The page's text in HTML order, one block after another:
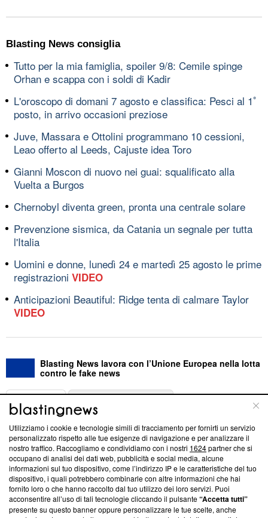
Blasting News consiglia
Tutto per la mia famiglia, spoiler 9/8: Cemile spinge
Orhan e scappa con i soldi di Kadir
L'oroscopo di domani 7 agosto e classifica: Pesci al 1ﾟ
posto, in arrivo occasioni preziose
Juve, Massara e Ottolini programmano 10 cessioni,
Leao offerto al Leeds, Cajuste idea Toro
Gianni Moscon di nuovo nei guai: squalificato alla
Vuelta a Burgos
Chernobyl diventa green, pronta una centrale solare
Prevenzione sismica, da Catania un segnale per tutta
l'Italia
Uomini e donne, lunedì 24 e martedì 25 agosto le prime
registrazioni VIDEO
Anticipazioni Beautiful: Ridge tenta di calmare Taylor
VIDEO
Blasting News lavora con l’Unione Europea nella lotta
contro le fake news
ABOUT
Questa sezione offre informazioni trasparenti su Blasting
News, sui nostri processi editoriali e su come ci impegniamo a
creare news di qualità. Inoltre, afferma la nostra aderenza a
‘Trust Project - News with Integrity’Blasting News non è
ancora membro del programma, ma ha richiesto di farne
parte; Trust Project non ha ancora effettuato una verifica di
conformità agli standard.
Utilizziamo i cookie e tecnologie simili di tracciamento per fornirti un servizio
personalizzato rispetto alle tue esigenze di navigazione e per analizzare il
nostro traffico. Raccogliamo e condividiamo con i nostri 1624partner che si
occupano di analisi dei dati web, pubblicità e social media, alcune
informazioni sul tuo dispositivo, come l’indirizzo IP e le caratteristiche del tuo
dispositivo, i quali potrebbero combinarle con altre informazioni che hai
fornito loro o che hanno raccolto dal tuo utilizzo dei loro servizi. Puoi
acconsentire all’uso di tali tecnologie cliccando il pulsante“Accetta tutti”
presente su questo banner oppure personalizzare le tue scelte, anche